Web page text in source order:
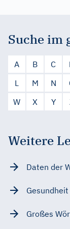
Suche im
A B C
L
M N
W
X Y
Weitere
Daten der
Gesundheit
Großes